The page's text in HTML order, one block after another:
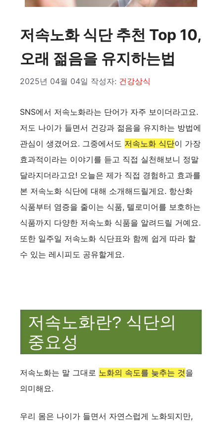
저속노화 식단 추천 Top 10,
오래 젊음을 유지하는법
2025년 04월 04일 작성자: 건강상식
SNS에서 저속노화라는 단어가 자주 보이더라고요.
저도 나이가 들면서 건강과 젊음을 유지하는 방법에
관심이 생겼어요. 그중에서도 저속노화 식단이 가장
효과적이라는 이야기를 듣고 직접 실천해보니 정말
달라지더라고요! 오늘은 제가 직접 경험하고 효과를
본 저속노화 식단에 대해 소개해드릴게요. 항산화
식품부터 염증을 줄이는 식품, 텔로미어를 보호하는
식품까지 다양한 저속노화 식품을 알려드릴 거예요.
또한 일주일 저속노화 식단표와 함께 쉽게 따라 할
수 있는 레시피도 공유할게요.
저속노화란? 식단의
중요성
저속노화는 말 그대로 노화의 속도를 늦추는 것을
의미해요.
우리 몸은 나이가 들면서 자연스럽게 노화되지만,